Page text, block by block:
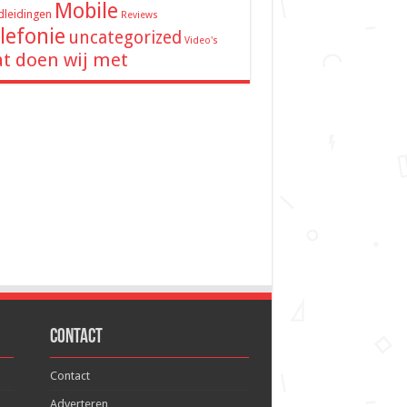
Mobile Reviews
uncategorized Video's
doen wij met
Contact
Contact
Adverteren